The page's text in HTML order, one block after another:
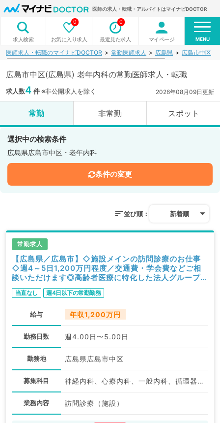
医師の求人・転職・アルバイトはマイナビDOCTOR
求人検索 お気に入り求人
0
最近見た求人
0
マイページ MENU
医師求人・転職のマイナビDOCTOR 常勤医師求人 広島県 広島市中区
広島市中区(広島県) 老年内科の常勤医師求人・転職
求人数4 件※非公開求人を除く 2026年08月09日更新
常勤 非常勤 スポット
選択中の検索条件
広島県広島市中区・老年内科
条件の変更
並び順： 新着順
常勤求人
【広島県／広島市】◇施設メインの訪問診療のお仕事
◇週4～5日1,200万円程度／交通費・学会費などご相
談いただけます◎高齢者医療に特化した法人グループの
クリニックです（内科系／常勤）
当直なし 週4日以下の常勤勤務
給与 年収1,200万円
勤務日数 週4.00日〜5.00日
勤務地 広島県広島市中区
募集科目 神経内科、心療内科、一般内科、循環器内科、呼吸器内科、消化器内科、内分泌・代謝内科、腎臓内科、老年内科、血液内科、膠原病科
業務内容 訪問診療（施設）